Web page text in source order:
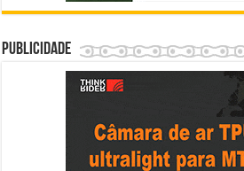
Publicidade